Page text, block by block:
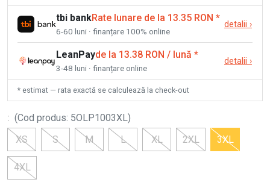
tbi bankRate lunare de la 13.35 RON *
6-60 luni · finanțare 100% online
detalii ›
LeanPayde la 13.38 RON / lună *
3-48 luni · finanțare online
detalii ›
* estimat — rata exactă se calculează la check-out
: (Cod produs: 5OLP1003XL)
XS
S M L XL 2XL 3XL
4XL